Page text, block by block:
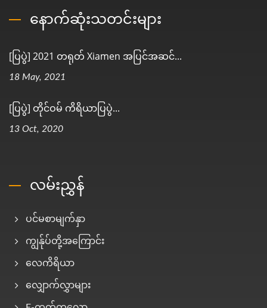
နောက်ဆုံးသတင်းများ
[ပြပွဲ] 2021 တရုတ် Xiamen အပြင်အဆင်...
18 May, 2021
[ပြပွဲ] တိုင်ဝမ် ကိရိယာပြပွဲ...
13 Oct, 2020
လမ်းညွှန်
ပင်မစာမျက်နှာ
ကျွန်ုပ်တို့အကြောင်း
လေကိရိယာ
လျှောက်လွှာများ